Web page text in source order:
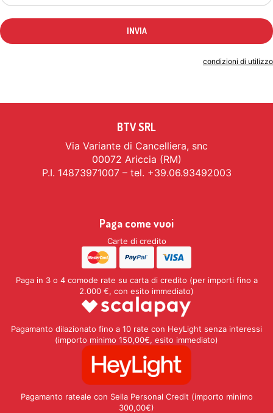
condizioni di utilizzo
BTV SRL
Via Variante di Cancelliera, snc
00072 Ariccia (RM)
P.I. 14873971007 – tel. +39.06.93492003
Paga come vuoi
Carte di credito
Paga in 3 o 4 comode rate su carta di credito (per importi fino a
2.000 €, con esito immediato)
Pagamanto dilazionato fino a 10 rate con HeyLight senza interessi
(importo minimo 150,00€, esito immediato)
Pagamanto rateale con Sella Personal Credit (importo minimo
300,00€)